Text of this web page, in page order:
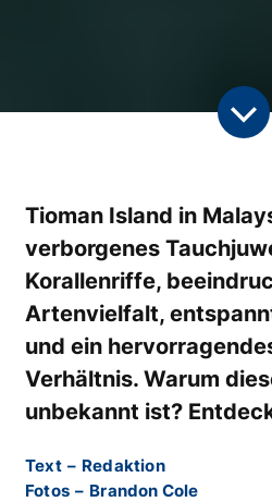
Tioman Island in
verborgenes
Korallenriffe,
Artenvielfalt,
und ein
Verhältnis. Warum
unbekannt ist?
Text – Redaktion
Fotos – Brandon Cole